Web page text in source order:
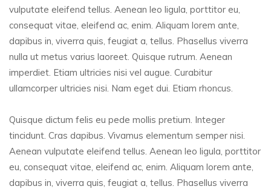
vulputate eleifend tellus. Aenean leo ligula, porttitor eu,
consequat vitae, eleifend ac, enim. Aliquam lorem ante,
dapibus in, viverra quis, feugiat a, tellus. Phasellus viverra
nulla ut metus varius laoreet. Quisque rutrum. Aenean
imperdiet. Etiam ultricies nisi vel augue. Curabitur
ullamcorper ultricies nisi. Nam eget dui. Etiam rhoncus.
Quisque dictum felis eu pede mollis pretium. Integer
tincidunt. Cras dapibus. Vivamus elementum semper nisi.
Aenean vulputate eleifend tellus. Aenean leo ligula, porttitor
eu, consequat vitae, eleifend ac, enim. Aliquam lorem ante,
dapibus in, viverra quis, feugiat a, tellus. Phasellus viverra